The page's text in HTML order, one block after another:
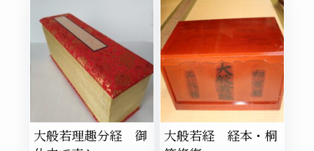
大般若理趣分経 御
大般若経 経本・桐